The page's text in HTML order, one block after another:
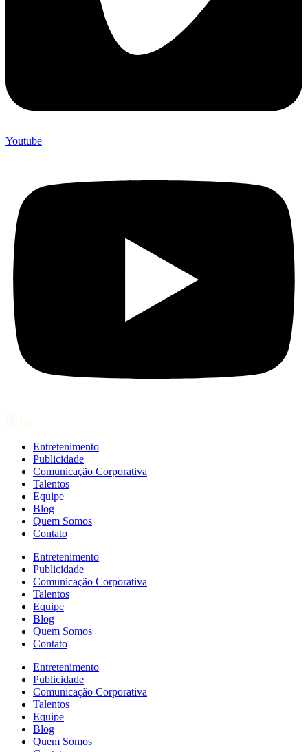
Youtube
Entretenimento
Publicidade
Comunicação Corporativa
Talentos
Equipe
Blog
Quem Somos
Contato
Entretenimento
Publicidade
Comunicação Corporativa
Talentos
Equipe
Blog
Quem Somos
Contato
Entretenimento
Publicidade
Comunicação Corporativa
Talentos
Equipe
Blog
Quem Somos